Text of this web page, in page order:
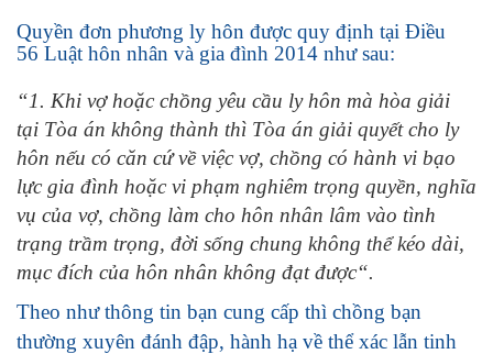
Quyền đơn phương ly hôn được quy định tại Điều
56 Luật hôn nhân và gia đình 2014 như sau:
“1. Khi vợ hoặc chồng yêu cầu ly hôn mà hòa giải
tại Tòa án không thành thì Tòa án giải quyết cho ly
hôn nếu có căn cứ về việc vợ, chồng có hành vi bạo
lực gia đình hoặc vi phạm nghiêm trọng quyền, nghĩa
vụ của vợ, chồng làm cho hôn nhân lâm vào tình
trạng trầm trọng, đời sống chung không thể kéo dài,
mục đích của hôn nhân không đạt được“.
Theo như thông tin bạn cung cấp thì chồng bạn
thường xuyên đánh đập, hành hạ về thể xác lẫn tinh